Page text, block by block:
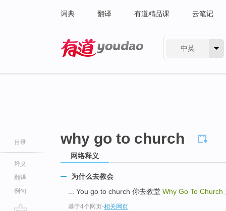
词典 翻译 有道精品课 云笔记
中英
目录
释义
翻译
例句
why go to church
网络释义
为什么去教会
... You go to church 你去教堂 Why Go To Church
基于4个网页-相关网页